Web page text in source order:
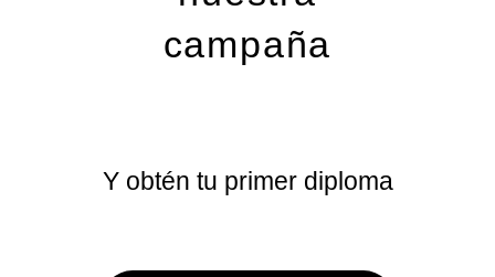
campaña
Y obtén tu primer diploma